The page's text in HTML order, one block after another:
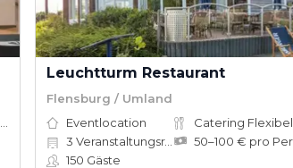
Leuchtturm Restaurant
Flensburg / Umland
Eventlocation
Catering Flexibel
3 Veranstaltungsräume
150 Gäste